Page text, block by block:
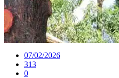
07/02/2026
313
0